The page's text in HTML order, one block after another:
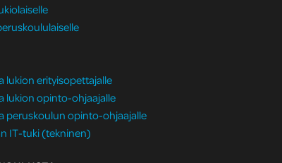
lukion erityisopettajalle
lukion opinto-ohjaajalle
peruskoulun opinto-ohjaajalle
IT-tuki (tekninen)